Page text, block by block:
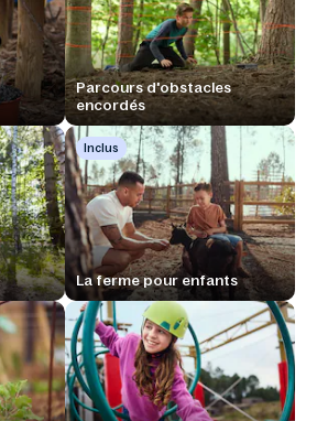
Parcours d'obstacles
encordés
Inclus
La ferme pour enfants